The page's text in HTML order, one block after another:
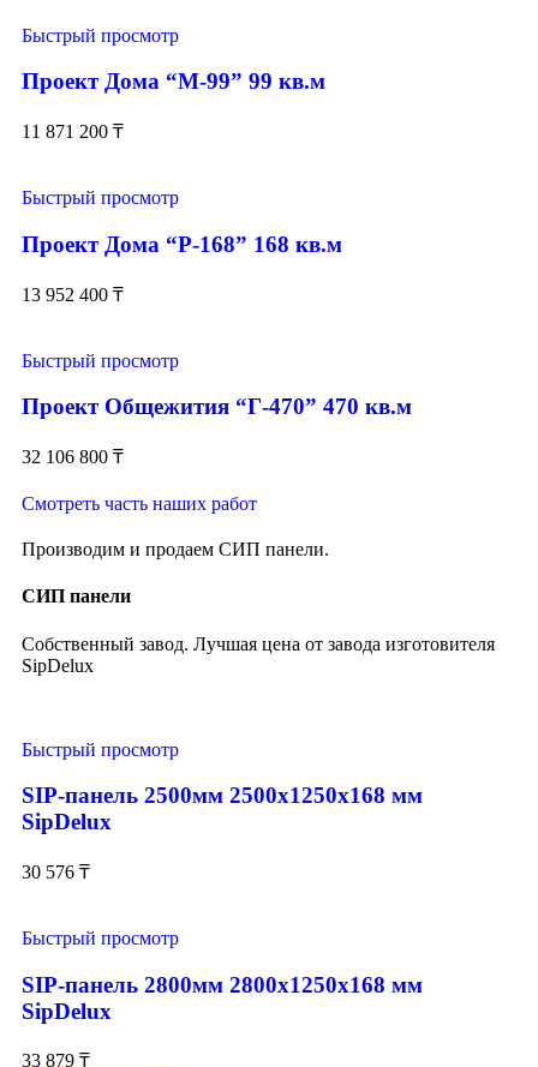
Быстрый просмотр
Проект Дома “М-99” 99 кв.м
11 871 200 ₸
Быстрый просмотр
Проект Дома “Р-168” 168 кв.м
13 952 400 ₸
Быстрый просмотр
Проект Общежития “Г-470” 470 кв.м
32 106 800 ₸
Смотреть часть наших работ
Производим и продаем СИП панели.
СИП панели
Собственный завод. Лучшая цена от завода изготовителя
SipDelux
Быстрый просмотр
SIP-панель 2500мм 2500x1250x168 мм
SipDelux
30 576 ₸
Быстрый просмотр
SIP-панель 2800мм 2800x1250x168 мм
SipDelux
33 879 ₸